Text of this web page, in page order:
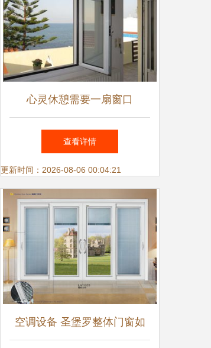
心灵休憩需要一扇窗口
查看详情
更新时间：2026-08-06 00:04:21
空调设备 圣堡罗整体门窗如